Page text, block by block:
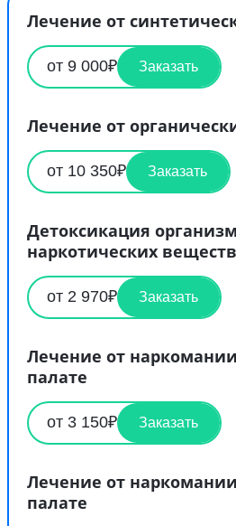
Лечение от
от 9 000₽ Заказать
Лечение от
от 10 350₽ Заказать
Детоксикация
наркотических веществ
от 2 970₽ Заказать
Лечение от
палате
от 3 150₽ Заказать
Лечение от
палате